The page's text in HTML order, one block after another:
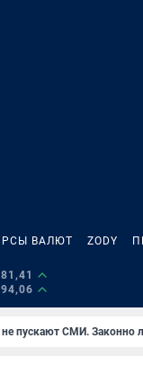
ВАЛЮТ ZODY
94,06
не пускают СМИ. Законно